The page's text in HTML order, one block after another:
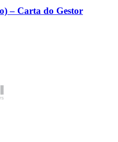
– Carta do Gestor